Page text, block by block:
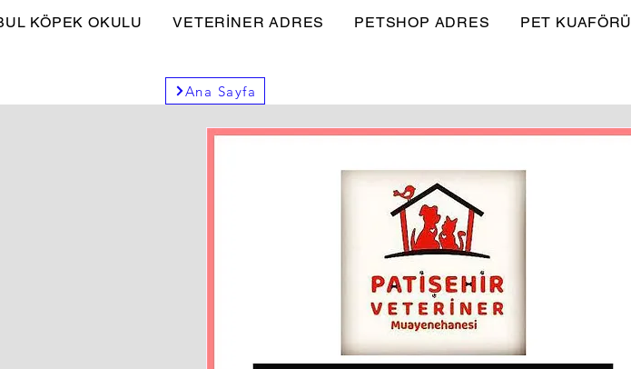
KÖPEK OKULU VETERİNER ADRES PETSHOP ADRES PET KUAFÖRÜ
Ana Sayfa